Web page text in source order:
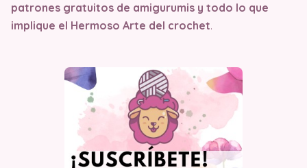
patrones gratuitos de amigurumis y todo lo que
implique el Hermoso Arte del crochet.